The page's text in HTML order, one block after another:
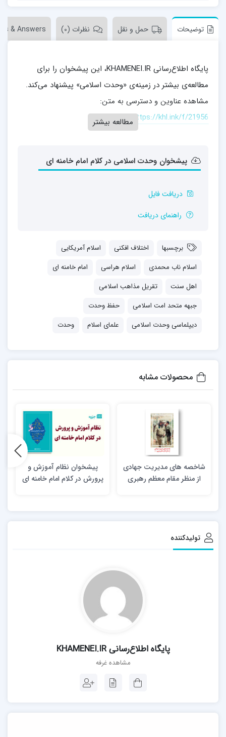
توضیحات حمل و نقل نظرات (0) & Answers
پایگاه اطلاع‌رسانی KHAMENEI.IR، این پیشخوان را برای
مطالعه‌ی بیشتر در زمینه‌ی «وحدت اسلامی» پیشنهاد می‌کند.
مشاهده عناوین و دسترسی به متن:
https://khl.ink/f/21956 مطالعه بیشتر
پیشخوان وحدت اسلامی در کلام امام خامنه ای
دریافت فایل
راهنمای دریافت
برچسبها اختلاف افکنی
اسلام آمریکایی
اسلام ناب محمدی
اسلام هراسی
امام خامنه ای
اهل سنت
تقریل مذاهب اسلامی
جبهه متحد امت اسلامی
حفظ وحدت
دیپلماسی وحدت اسلامی
علمای اسلام وحدت
محصولات مشابه
شاخصه های مدیریت جهادی
از منظر مقام معظم رهبری
پیشخوان نظام آموزش و
پرورش در کلام امام خامنه ای
تولیدکننده
پايگاه اطلاع‌رسانی KHAMENEI.IR
مشاهده غرفه